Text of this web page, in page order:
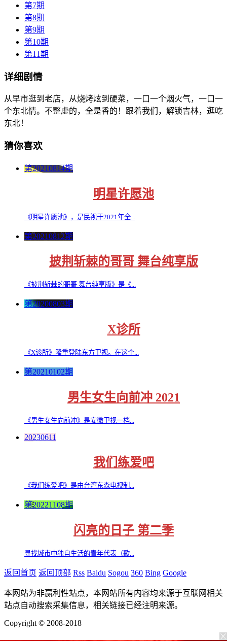
第7期
第8期
第9期
第10期
第11期
详细剧情
从早市逛到老店，从烧烤炫到硬菜，一口一个烟火气，一口一
个东北情。不整虚的，全是香的！跟着我们，解锁吉林，逛吃
东北！
猜你喜欢
第20210814期
明星许愿池
《明星许愿池》，是民视于2021年全...
第20210812期
披荆斩棘的哥哥 舞台纯享版
《披荆斩棘的哥哥 舞台纯享版》是《...
第20200803期
X诊所
《X诊所》隆重登陆东方卫视。在这个...
第20210102期
男生女生向前冲 2021
《男生女生向前冲》是安徽卫视一档...
20230611
我们练爱吧
《我们练爱吧》是由台湾东森电视制...
第20221108期
闪亮的日子 第二季
寻找城市中独自生活的青年代表（歌...
返回首页 返回顶部 Rss Baidu Sogou 360 Bing Google
本网站为非赢利性站点，本网站所有内容均来源于互联网相关
站点自动搜索采集信息，相关链接已经注明来源。
Copyright © 2008-2018